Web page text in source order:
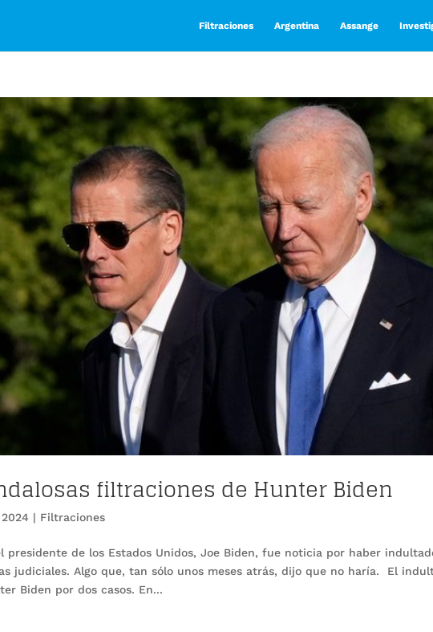
Filtraciones Argentina Assange
filtraciones de Hunter Biden
| Filtraciones
presidente de los Estados Unidos, Joe Biden, fue noticia por haber
judiciales. Algo que, tan sólo unos meses atrás, dijo que no haría. El
Biden por dos casos. En...